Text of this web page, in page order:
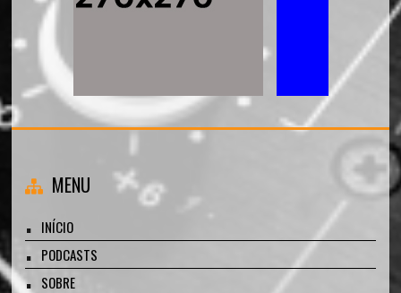
MENU
INÍCIO
PODCASTS
SOBRE